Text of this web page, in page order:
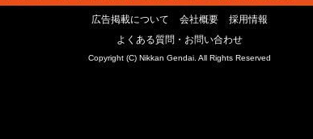
広告掲載について 会社概要
採用情報
よくある質問・お問い合わせ
Copyright (C) Nikkan Gendai. All Rights Reserved